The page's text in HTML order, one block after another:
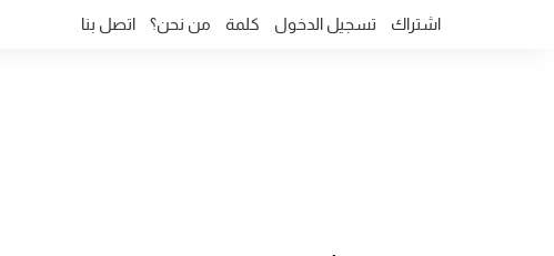
اشتراك تسجيل الدخول كلمة من نحن؟ اتصل بنا